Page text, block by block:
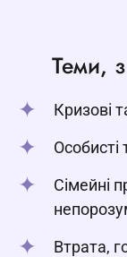
Теми,
Кризові
Особисті
Сімейні
Втрата,